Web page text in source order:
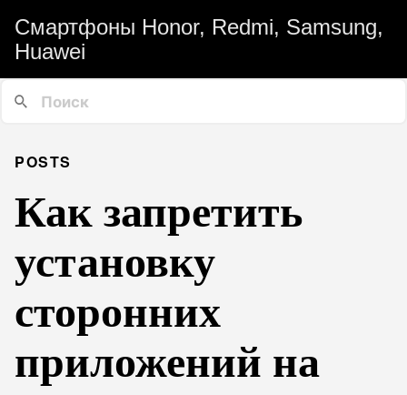
Смартфоны Honor, Redmi, Samsung,
Huawei
POSTS
Как запретить
установку
сторонних
приложений на